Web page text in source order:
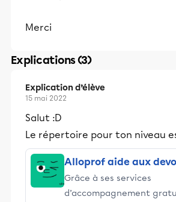
Merci
Explications (3)
Explication d’élève
15 mai 2022
Salut :D
Le répertoire pour ton niveau
Alloprof aide aux
Grâce à ses services
d’accompagnement